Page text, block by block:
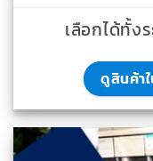
เลือกได้ทั้ง
ดูสินค้า